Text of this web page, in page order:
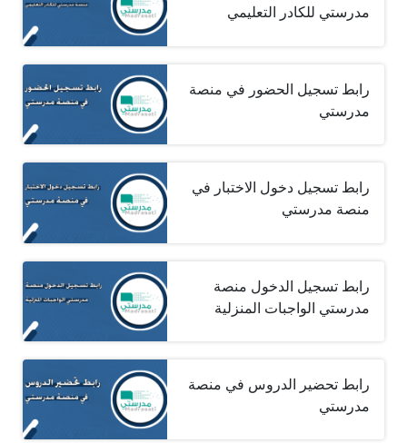
مدرستي للكادر التعليمي
رابط تسجيل الحضور في منصة
مدرستي
رابط تسجيل دخول الاختبار في
منصة مدرستي
رابط تسجيل الدخول منصة
مدرستي الواجبات المنزلية
رابط تحضير الدروس في منصة
مدرستي